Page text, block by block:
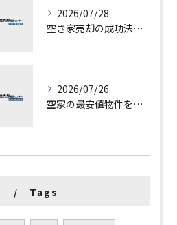
2026/07/28
空き家売却の成功法と注意点
2026/07/26
空家の最安値物件を茨城県水戸市つくば市で探す方法と賢い売却ポイントを徹底解説
Tags